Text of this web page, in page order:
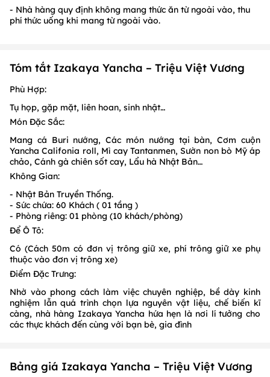
- Nhà hàng quy định không mang thức ăn từ ngoài vào, thu
phí thức uống khi mang từ ngoài vào.
Tóm tắt Izakaya Yancha – Triệu Việt Vương
Phù Hợp:
Tụ họp, gặp mặt, liên hoan, sinh nhật…
Món Đặc Sắc:
Mang cá Buri nướng, Các món nướng tại bàn, Cơm cuộn
Yancha Califonia roll, Mì cay Tantanmen, Sườn non bò Mỹ áp
chảo, Cánh gà chiên sốt cay, Lẩu hà Nhật Bản…
Không Gian:
- Nhật Bản Truyền Thống.
- Sức chứa: 60 Khách ( 01 tầng )
- Phòng riêng: 01 phòng (10 khách/phòng)
Để Ô Tô:
Có (Cách 50m có đơn vị trông giữ xe, phí trông giữ xe phụ
thuộc vào đơn vị trông xe)
Điểm Đặc Trưng:
Nhờ vào phong cách làm việc chuyên nghiệp, bề dày kinh
nghiệm lẫn quá trình chọn lựa nguyên vật liệu, chế biến kĩ
càng, nhà hàng Izakaya Yancha hứa hẹn là nơi lí tưởng cho
các thực khách đến cùng với bạn bè, gia đình
Bảng giá Izakaya Yancha – Triệu Việt Vương